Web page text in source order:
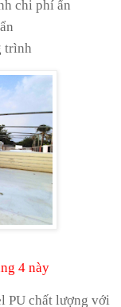
chi phí ẩn
trình
4 này
PU chất lượng với